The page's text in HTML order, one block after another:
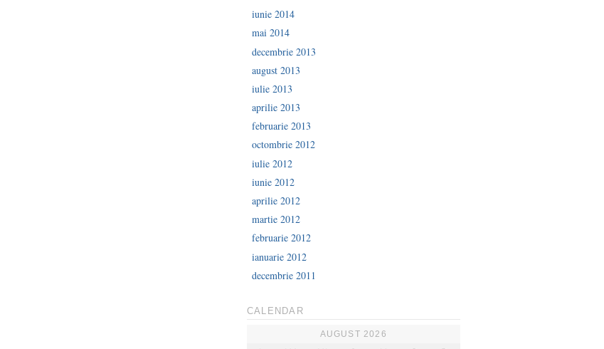
iunie 2014
mai 2014
decembrie 2013
august 2013
iulie 2013
aprilie 2013
februarie 2013
octombrie 2012
iulie 2012
iunie 2012
aprilie 2012
martie 2012
februarie 2012
ianuarie 2012
decembrie 2011
CALENDAR
AUGUST 2026